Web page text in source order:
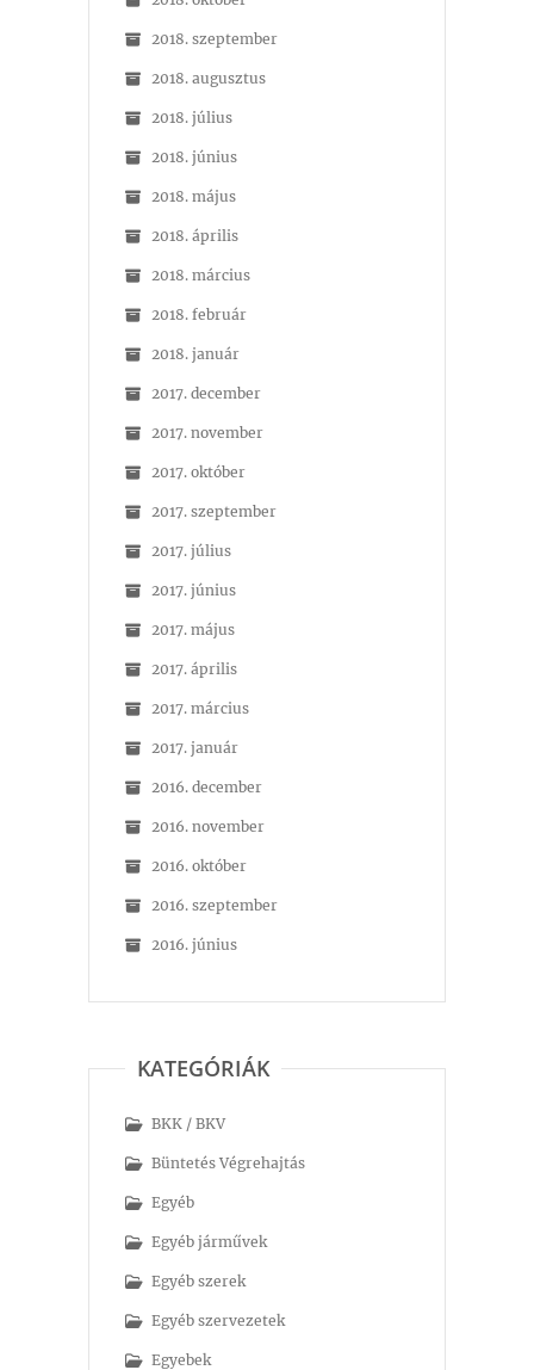
2018. szeptember
2018. augusztus
2018. július
2018. június
2018. május
2018. április
2018. március
2018. február
2018. január
2017. december
2017. november
2017. október
2017. szeptember
2017. július
2017. június
2017. május
2017. április
2017. március
2017. január
2016. december
2016. november
2016. október
2016. szeptember
2016. június
KATEGÓRIÁK
BKK / BKV
Büntetés Végrehajtás
Egyéb
Egyéb járművek
Egyéb szerek
Egyéb szervezetek
Egyebek